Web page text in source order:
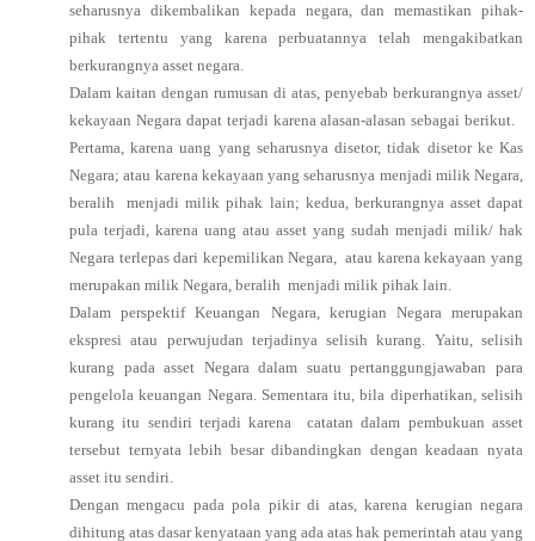
seharusnya dikembalikan kepada negara, dan memastikan pihak-
pihak tertentu yang karena perbuatannya telah mengakibatkan
berkurangnya asset negara.
Dalam kaitan dengan rumusan di atas, penyebab berkurangnya asset/
kekayaan Negara dapat terjadi karena alasan-alasan sebagai berikut.
Pertama, karena uang yang seharusnya disetor, tidak disetor ke Kas
Negara; atau karena kekayaan yang seharusnya menjadi milik Negara,
beralih menjadi milik pihak lain; kedua, berkurangnya asset dapat
pula terjadi, karena uang atau asset yang sudah menjadi milik/ hak
Negara terlepas dari kepemilikan Negara, atau karena kekayaan yang
merupakan milik Negara, beralih menjadi milik pihak lain.
Dalam perspektif Keuangan Negara, kerugian Negara merupakan
ekspresi atau perwujudan terjadinya selisih kurang. Yaitu, selisih
kurang pada asset Negara dalam suatu pertanggungjawaban para
pengelola keuangan Negara. Sementara itu, bila diperhatikan, selisih
kurang itu sendiri terjadi karena catatan dalam pembukuan asset
tersebut ternyata lebih besar dibandingkan dengan keadaan nyata
asset itu sendiri.
Dengan mengacu pada pola pikir di atas, karena kerugian negara
dihitung atas dasar kenyataan yang ada atas hak pemerintah atau yang